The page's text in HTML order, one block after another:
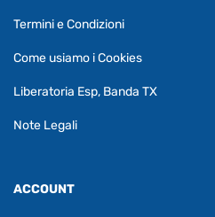
Termini e Condizioni
Come usiamo i Cookies
Liberatoria Esp, Banda TX
Note Legali
ACCOUNT